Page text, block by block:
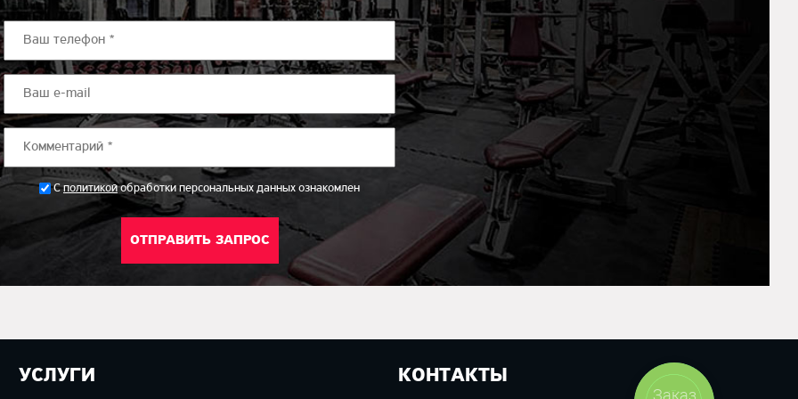
* Сполитикойобработки персональных данных ознакомлен
УСЛУГИ КОНТАКТЫ
Заказ